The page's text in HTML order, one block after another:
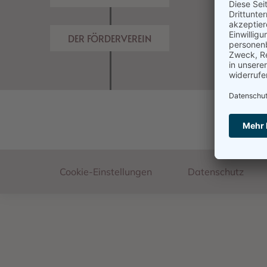
DER FÖRDERVEREIN
Footer
Cookie-Einstellungen Datenschutz